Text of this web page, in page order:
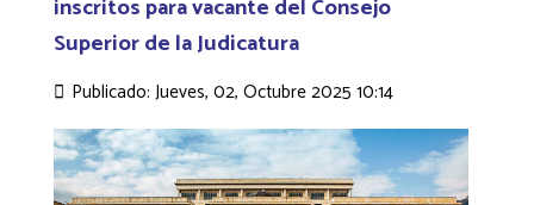
inscritos para vacante del Consejo
Superior de la Judicatura
Publicado: Jueves, 02, Octubre 2025 10:14